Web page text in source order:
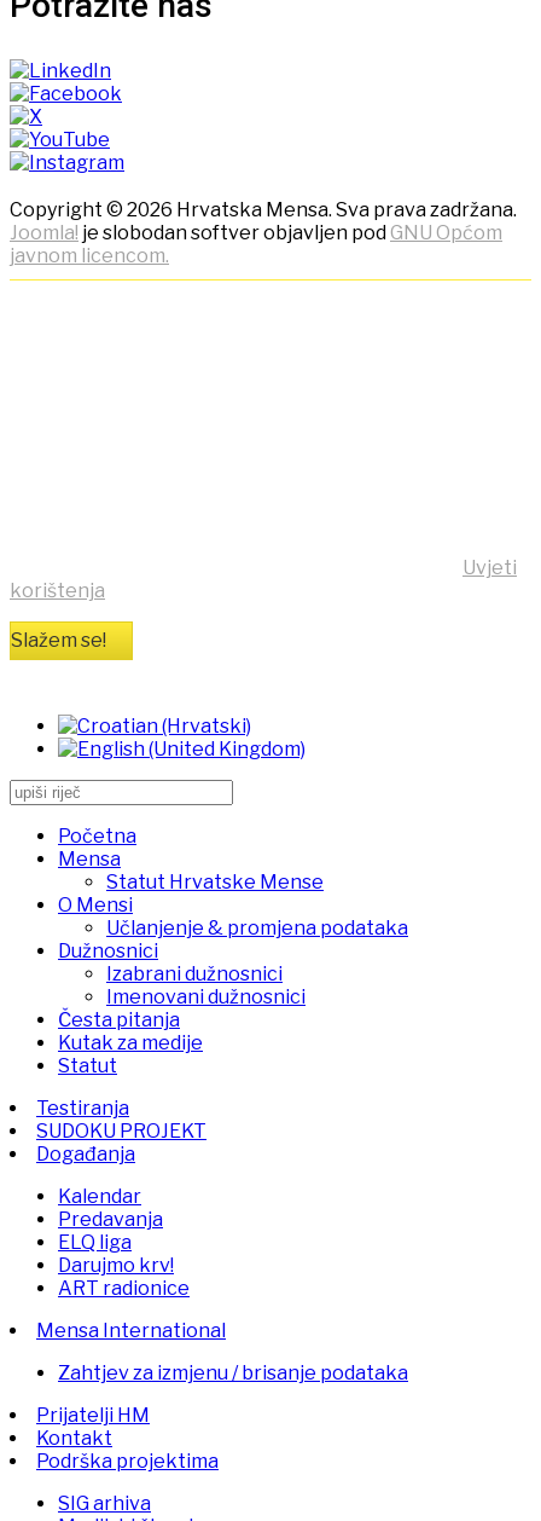
Copyright © 2026 Hrvatska Mensa. Sva prava zadržana.
Joomla! je slobodan softver objavljen pod GNU Općom
javnom licencom.
Uvjeti
korištenja
Slažem se!
Početna
Mensa
Statut Hrvatske Mense
O Mensi
Učlanjenje & promjena podataka
Dužnosnici
Izabrani dužnosnici
Imenovani dužnosnici
Česta pitanja
Kutak za medije
Statut
Testiranja
SUDOKU PROJEKT
Događanja
Kalendar
Predavanja
ELQ liga
Darujmo krv!
ART radionice
Mensa International
Zahtjev za izmjenu / brisanje podataka
Prijatelji HM
Kontakt
Podrška projektima
SIG arhiva